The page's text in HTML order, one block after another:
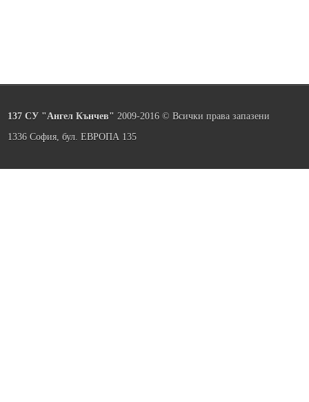
137 СУ "Ангел Кънчев" 2009-2016 © Всички права запазени
1336 София, бул. ЕВРОПА 135